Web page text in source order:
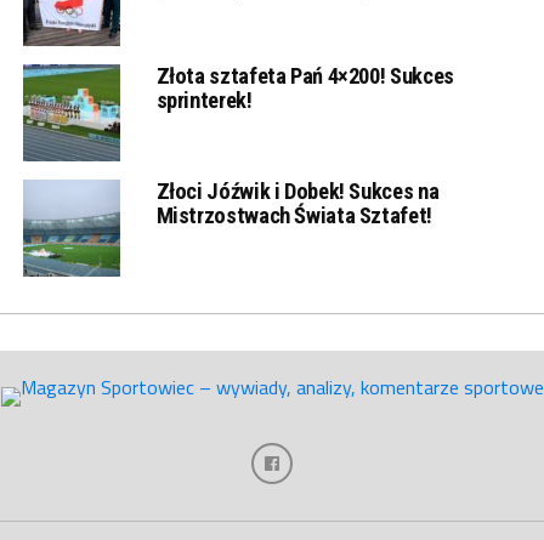
Złota sztafeta Pań 4×200! Sukces
sprinterek!
Złoci Jóźwik i Dobek! Sukces na
Mistrzostwach Świata Sztafet!